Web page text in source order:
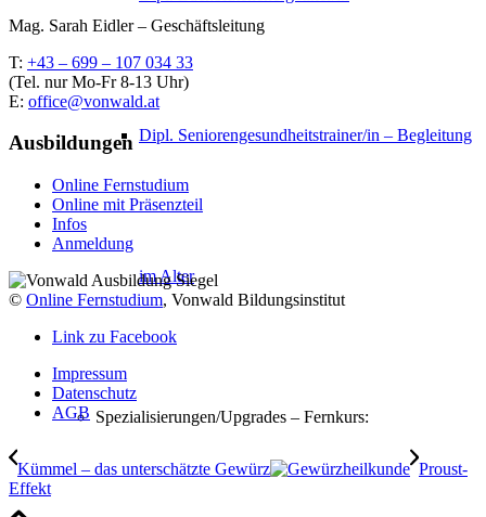
Dipl. Seniorengesundheitstrainer/in – Begleitung
im Alter
Spezialisierungen/Upgrades – Fernkurs:
Mag. Sarah Eidler – Geschäftsleitung
T: +43 – 699 – 107 034 33
(Tel. nur Mo-Fr 8-13 Uhr)
E: office@vonwald.at
Ausbildungen
Online Fernstudium
Online mit Präsenzteil
Infos
Anmeldung
© Online Fernstudium, Vonwald Bildungsinstitut
Link zu Facebook
Impressum
Datenschutz
AGB
Kümmel – das unterschätzte Gewürz
Proust-
Effekt